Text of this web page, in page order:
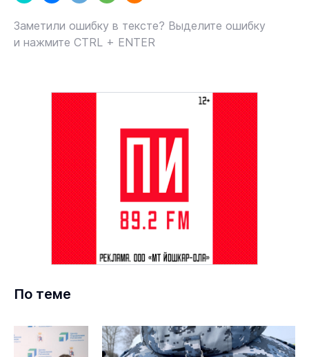
Заметили ошибку в тексте? Выделите ошибку
и нажмите CTRL + ENTER
По теме